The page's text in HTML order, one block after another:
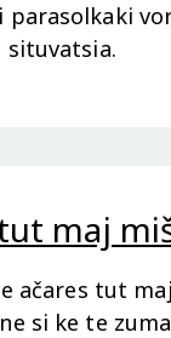
parasolkaki
situvatsia.
maj
ačares tut
si ke te